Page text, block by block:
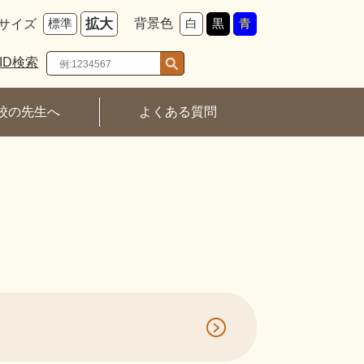
イズ 標準 拡大 背景色 白 黒 青
検索
の先生へ よくある質問